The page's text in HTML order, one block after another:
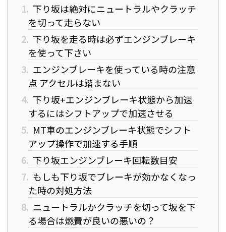
1. 下り坂は絶対にニュートラルやクラッチ
を切って走らない
2. 下り坂を走る時は必ずエンジンブレーキ
を使って下さい
3. エンジンブレーキを使っている時の注意
点 アクセルは踏まない
4. 下り坂+エンジンブレーキ状態から加速
するにはシフトアップで加速させる
5. MT車のエンジンブレーキ状態でシフト
アップ操作で加速する手順
6. 下り坂エンジンブレーキ回転数目安
7. もしも下り坂でブレーキが効かなくなっ
た時の対処方法
8. ニュートラルかクラッチを切って坂を下
る場合は燃費が良いの悪いの？